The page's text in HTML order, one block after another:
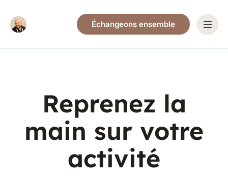
Échangeons ensemble
Reprenez la
main sur votre
activité